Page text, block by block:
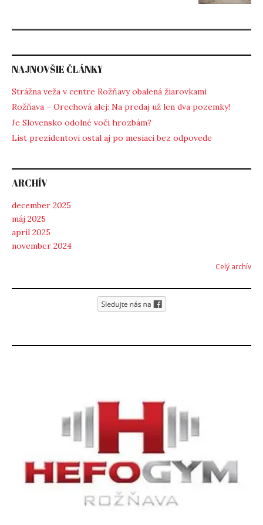
NAJNOVŠIE ČLÁNKY
Strážna veža v centre Rožňavy obalená žiarovkami
Rožňava – Orechová alej: Na predaj už len dva pozemky!
Je Slovensko odolné voči hrozbám?
List prezidentovi ostal aj po mesiaci bez odpovede
ARCHÍV
december 2025
máj 2025
apríl 2025
november 2024
Celý archív